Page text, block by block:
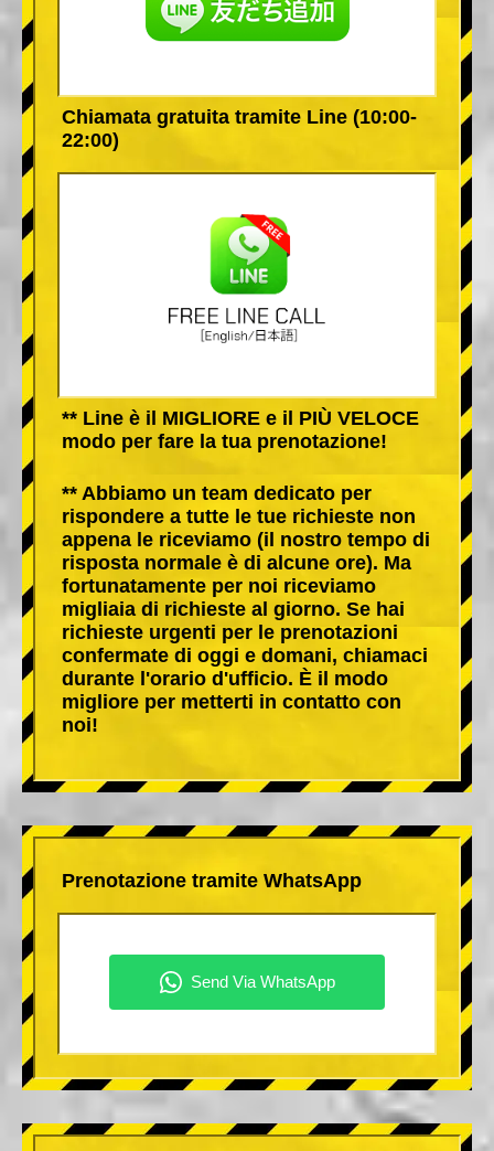
Chiamata gratuita tramite Line (10:00-
22:00)
** Line è il MIGLIORE e il PIÙ VELOCE
modo per fare la tua prenotazione!
** Abbiamo un team dedicato per
rispondere a tutte le tue richieste non
appena le riceviamo (il nostro tempo di
risposta normale è di alcune ore). Ma
fortunatamente per noi riceviamo
migliaia di richieste al giorno. Se hai
richieste urgenti per le prenotazioni
confermate di oggi e domani, chiamaci
durante l'orario d'ufficio. È il modo
migliore per metterti in contatto con
noi!
Prenotazione tramite WhatsApp